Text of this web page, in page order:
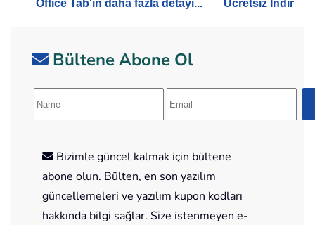
Office Tab'in daha fazla detayı... Ücretsiz İndir
Bültene Abone Ol
Bizimle güncel kalmak için bültene
abone olun. Bülten, en son yazılım
güncellemeleri ve yazılım kupon kodları
hakkında bilgi sağlar. Size istenmeyen e-